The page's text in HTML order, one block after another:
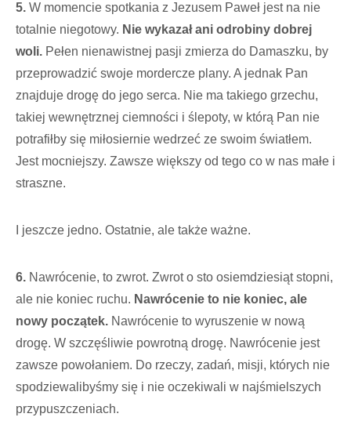
5. W momencie spotkania z Jezusem Paweł jest na nie
totalnie niegotowy. Nie wykazał ani odrobiny dobrej
woli. Pełen nienawistnej pasji zmierza do Damaszku, by
przeprowadzić swoje mordercze plany. A jednak Pan
znajduje drogę do jego serca. Nie ma takiego grzechu,
takiej wewnętrznej ciemności i ślepoty, w którą Pan nie
potrafiłby się miłosiernie wedrzeć ze swoim światłem.
Jest mocniejszy. Zawsze większy od tego co w nas małe i
straszne.
I jeszcze jedno. Ostatnie, ale także ważne.
6. Nawrócenie, to zwrot. Zwrot o sto osiemdziesiąt stopni,
ale nie koniec ruchu. Nawrócenie to nie koniec, ale
nowy początek. Nawrócenie to wyruszenie w nową
drogę. W szczęśliwie powrotną drogę. Nawrócenie jest
zawsze powołaniem. Do rzeczy, zadań, misji, których nie
spodziewalibyśmy się i nie oczekiwali w najśmielszych
przypuszczeniach.